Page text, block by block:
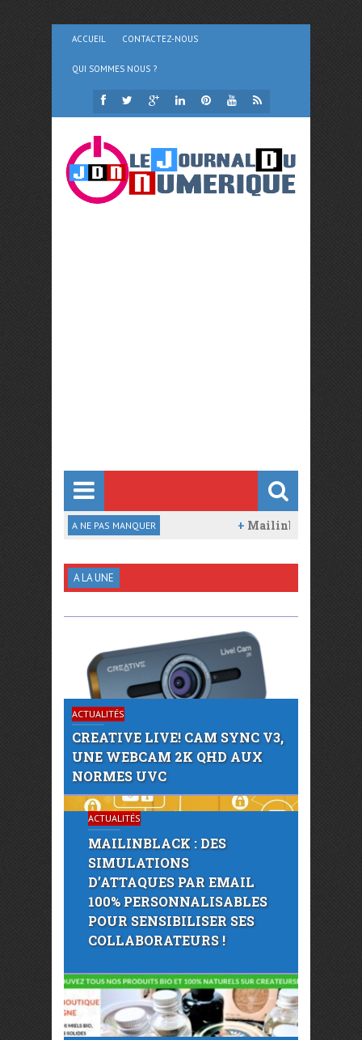
ACCUEIL CONTACTEZ-NOUS
QUI SOMMES NOUS ?
A NE PAS MANQUERMailinblack : Des simulations
6P double tête, laser RGB EWD) du marché
A LA UNE
ACTUALITÉS
CREATIVE LIVE! CAM SYNC V3,
UNE WEBCAM 2K QHD AUX
NORMES UVC
ACTUALITÉS
MAILINBLACK : DES
SIMULATIONS
D’ATTAQUES PAR EMAIL
100% PERSONNALISABLES
POUR SENSIBILISER SES
COLLABORATEURS !